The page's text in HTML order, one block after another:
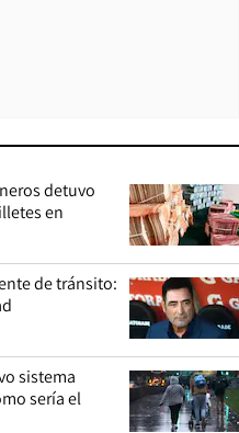
detuvo
en
de tránsito:
sistema
sería el